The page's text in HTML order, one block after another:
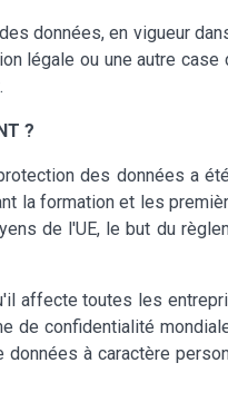
données, en vigueur
légale ou une autre
?
des données a
la formation et les
de l'UE, le but du
affecte toutes les
de confidentialité
à caractère